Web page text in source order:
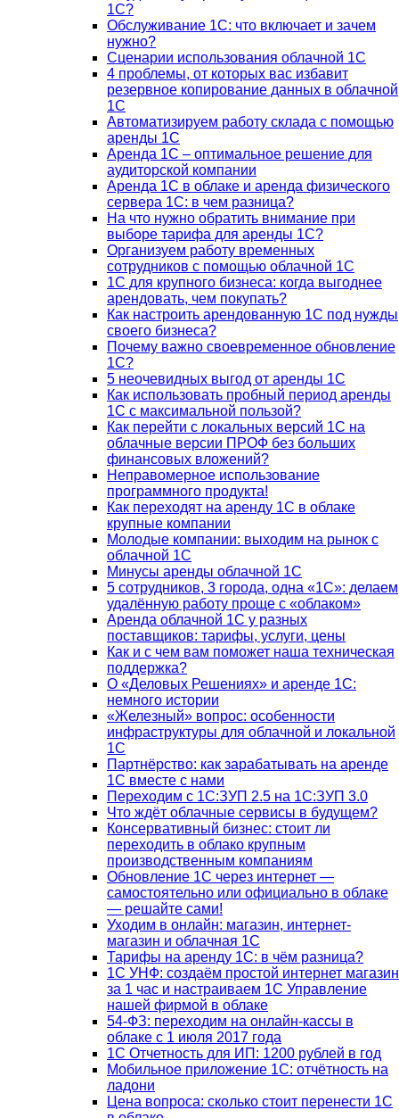
1С?
Обслуживание 1С: что включает и зачем
нужно?
Сценарии использования облачной 1С
4 проблемы, от которых вас избавит
резервное копирование данных в облачной
1С
Автоматизируем работу склада с помощью
аренды 1С
Аренда 1С – оптимальное решение для
аудиторской компании
Аренда 1С в облаке и аренда физического
сервера 1С: в чем разница?
На что нужно обратить внимание при
выборе тарифа для аренды 1С?
Организуем работу временных
сотрудников с помощью облачной 1С
1С для крупного бизнеса: когда выгоднее
арендовать, чем покупать?
Как настроить арендованную 1С под нужды
своего бизнеса?
Почему важно своевременное обновление
1С?
5 неочевидных выгод от аренды 1С
Как использовать пробный период аренды
1С с максимальной пользой?
Как перейти с локальных версий 1С на
облачные версии ПРОФ без больших
финансовых вложений?
Неправомерное использование
программного продукта!
Как переходят на аренду 1С в облаке
крупные компании
Молодые компании: выходим на рынок с
облачной 1С
Минусы аренды облачной 1С
5 сотрудников, 3 города, одна «1С»: делаем
удалённую работу проще с «облаком»
Аренда облачной 1С у разных
поставщиков: тарифы, услуги, цены
Как и с чем вам поможет наша техническая
поддержка?
О «Деловых Решениях» и аренде 1С:
немного истории
«Железный» вопрос: особенности
инфраструктуры для облачной и локальной
1С
Партнёрство: как зарабатывать на аренде
1С вместе с нами
Переходим с 1С:ЗУП 2.5 на 1С:ЗУП 3.0
Что ждёт облачные сервисы в будущем?
Консервативный бизнес: стоит ли
переходить в облако крупным
производственным компаниям
Обновление 1С через интернет —
самостоятельно или официально в облаке
— решайте сами!
Уходим в онлайн: магазин, интернет-
магазин и облачная 1С
Тарифы на аренду 1С: в чём разница?
1С УНФ: создаём простой интернет магазин
за 1 час и настраиваем 1С Управление
нашей фирмой в облаке
54-ФЗ: переходим на онлайн-кассы в
облаке с 1 июля 2017 года
1С Отчетность для ИП: 1200 рублей в год
Мобильное приложение 1С: отчётность на
ладони
Цена вопроса: сколько стоит перенести 1С